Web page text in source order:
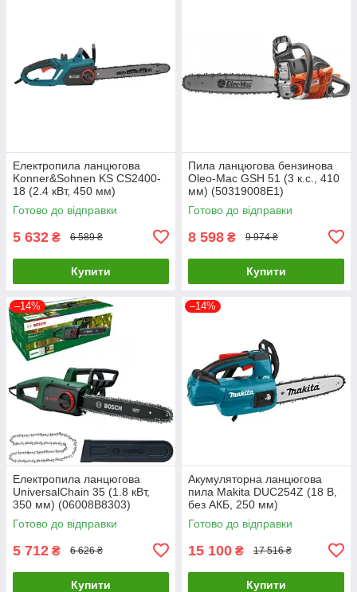
Електропила ланцюгова
Konner&Sohnen KS CS2400-
18 (2.4 кВт, 450 мм)
Готово до відправки
5 632 ₴ 6 589 ₴
Купити
Пила ланцюгова бензинова
Oleo-Mac GSH 51 (3 к.с., 410
мм) (50319008E1)
Готово до відправки
8 598 ₴ 9 974 ₴
Купити
–14%
Електропила ланцюгова
UniversalChain 35 (1.8 кВт,
350 мм) (06008B8303)
Готово до відправки
5 712 ₴ 6 626 ₴
Купити
–14%
Акумуляторна ланцюгова
пила Makita DUC254Z (18 В,
без АКБ, 250 мм)
Готово до відправки
15 100 ₴ 17 516 ₴
Купити